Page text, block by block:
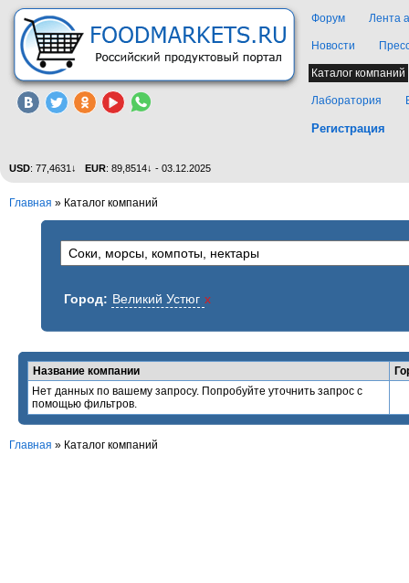
Форум Лента
Новости
Каталог компаний
Лаборатория
Регистрация
USD: 77,4631↓ EUR: 89,8514↓ - 03.12.2025
Главная » Каталог компаний
Город: Великий Устюг x
Название компании
Нет данных по вашему запросу. Попробуйте уточнить запрос с
помощью фильтров.
Главная » Каталог компаний